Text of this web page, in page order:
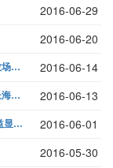
2016-06-29
2016-06-20
山东省海洋与渔业厅厅长王守信到无棣调研海洋牧场建设... 2016-06-14
转变渔业发展方式建设现代海洋牧场——辽宁省长海县“十二五”海洋牧场发展... 2016-06-13
珊瑚恢复鱼类猛增 中国首个热带海洋牧场生态效益显著... 2016-06-01
2016-05-30